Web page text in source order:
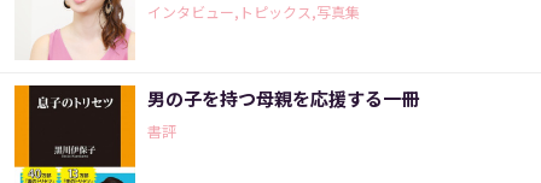
インタビュー,トピックス,写真集
男の子を持つ母親を応援する一冊
書評